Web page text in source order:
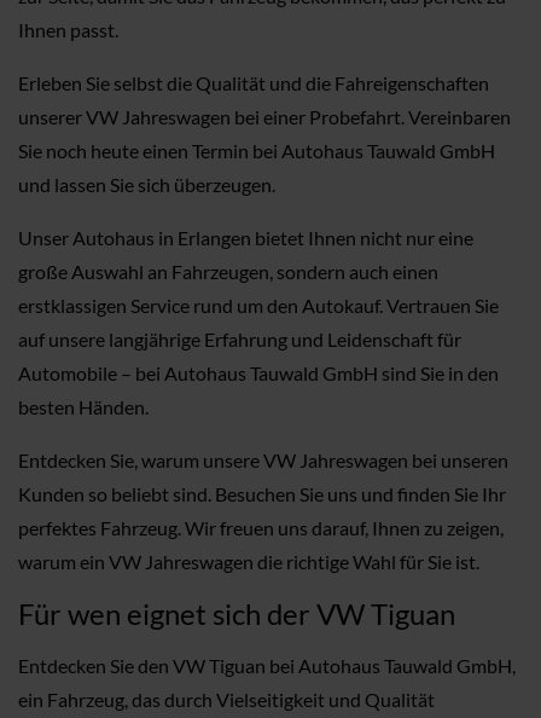
Ihnen passt.
Erleben Sie selbst die Qualität und die Fahreigenschaften
unserer VW Jahreswagen bei einer Probefahrt. Vereinbaren
Sie noch heute einen Termin bei Autohaus Tauwald GmbH
und lassen Sie sich überzeugen.
Unser Autohaus in Erlangen bietet Ihnen nicht nur eine
große Auswahl an Fahrzeugen, sondern auch einen
erstklassigen Service rund um den Autokauf. Vertrauen Sie
auf unsere langjährige Erfahrung und Leidenschaft für
Automobile – bei Autohaus Tauwald GmbH sind Sie in den
besten Händen.
Entdecken Sie, warum unsere VW Jahreswagen bei unseren
Kunden so beliebt sind. Besuchen Sie uns und finden Sie Ihr
perfektes Fahrzeug. Wir freuen uns darauf, Ihnen zu zeigen,
warum ein VW Jahreswagen die richtige Wahl für Sie ist.
Für wen eignet sich der VW Tiguan
Entdecken Sie den VW Tiguan bei Autohaus Tauwald GmbH,
ein Fahrzeug, das durch Vielseitigkeit und Qualität